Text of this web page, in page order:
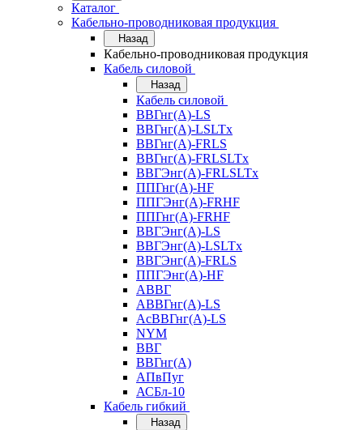
Каталог
Кабельно-проводниковая продукция
Назад
Кабельно-проводниковая продукция
Кабель силовой
Назад
Кабель силовой
ВВГнг(А)-LS
ВВГнг(А)-LSLTx
ВВГнг(А)-FRLS
ВВГнг(А)-FRLSLTx
ВВГЭнг(А)-FRLSLTx
ППГнг(А)-HF
ППГЭнг(А)-FRHF
ППГнг(А)-FRHF
ВВГЭнг(А)-LS
ВВГЭнг(А)-LSLTx
ВВГЭнг(А)-FRLS
ППГЭнг(А)-HF
АВВГ
АВВГнг(А)-LS
АсВВГнг(А)-LS
NYM
ВВГ
ВВГнг(А)
АПвПуг
АСБл-10
Кабель гибкий
Назад